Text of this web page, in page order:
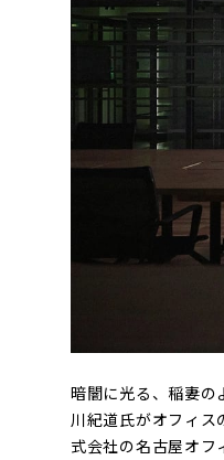
暗闇に光る、稲妻の
川紀道氏がオフィス
式会社の名古屋オフ